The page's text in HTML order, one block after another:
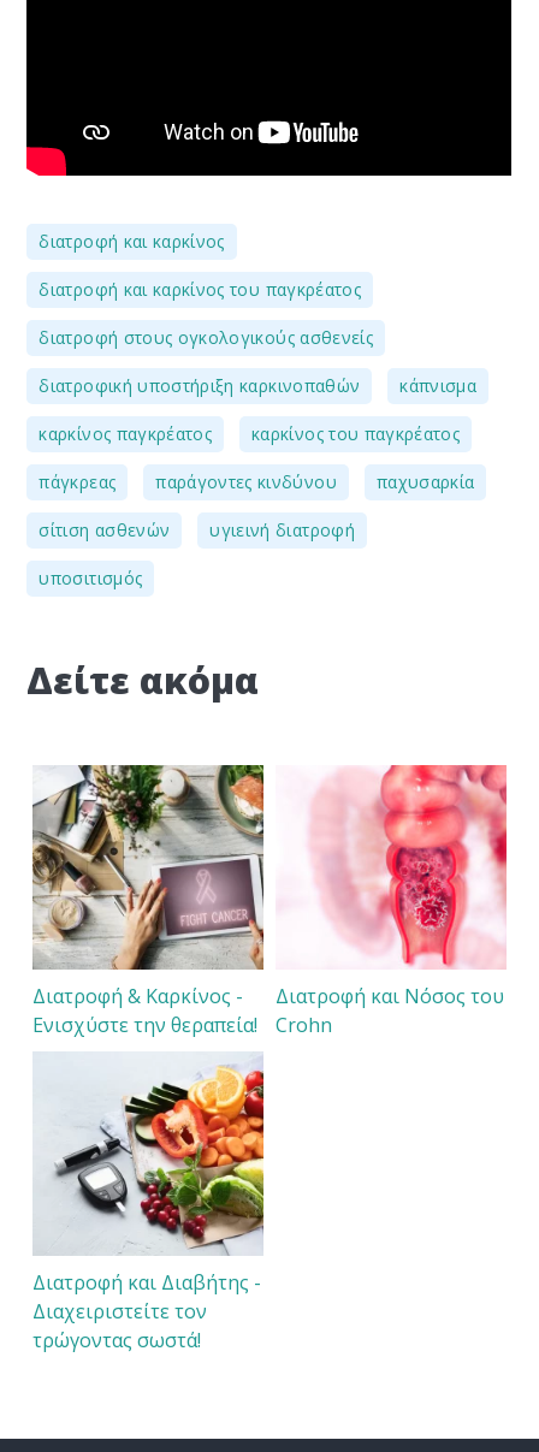
διατροφή και καρκίνος
διατροφή και καρκίνος του παγκρέατος
διατροφή στους ογκολογικούς ασθενείς
διατροφική υποστήριξη καρκινοπαθών κάπνισμα
καρκίνος παγκρέατος καρκίνος του παγκρέατος
πάγκρεας παράγοντες κινδύνου παχυσαρκία
σίτιση ασθενών υγιεινή διατροφή
υποσιτισμός
Δείτε ακόμα
Διατροφή & Καρκίνος -
Ενισχύστε την θεραπεία!
Διατροφή και Νόσος του
Crohn
Διατροφή και Διαβήτης -
Διαχειριστείτε τον
τρώγοντας σωστά!